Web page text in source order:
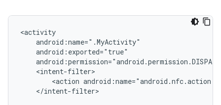
<action
</intent-filter>